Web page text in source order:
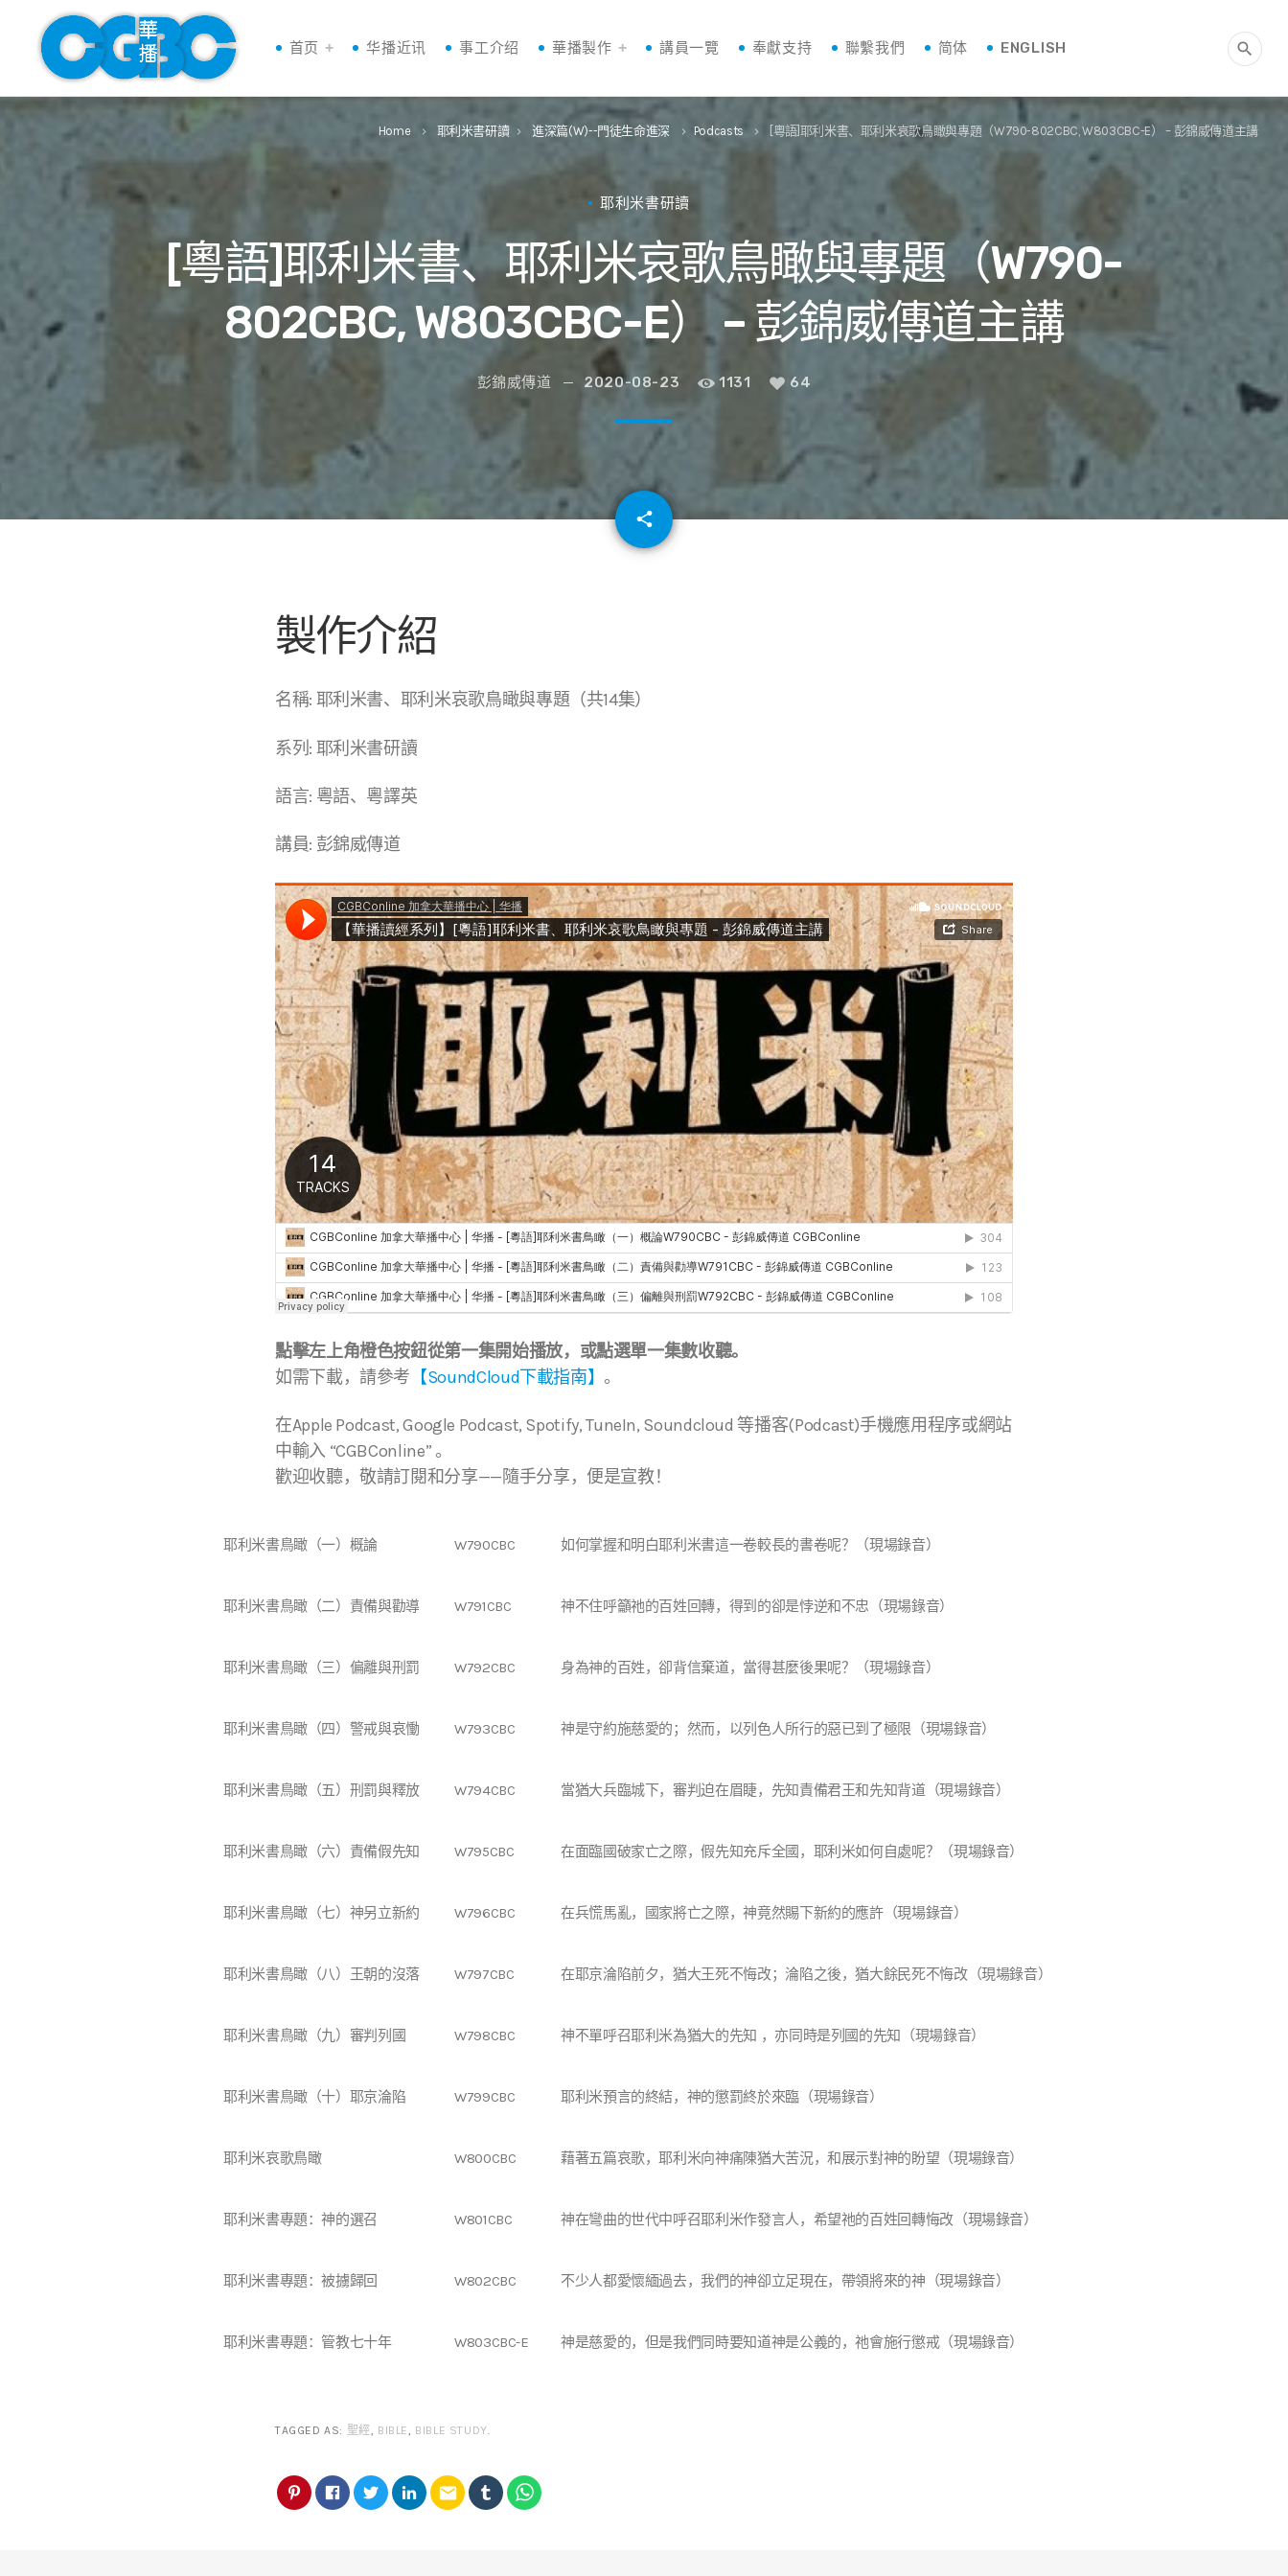
首页 华播近讯 事工介绍 華播製作 講員一覽 奉獻支持 聯繫我們 简体 ENGLISH search
Home keyboard_arrow_right 耶利米書研讀 keyboard_arrow_right 進深篇(W)--門徒生命進深 keyboard_arrow_right Podcasts keyboard_arrow_right [粵語]耶利米書、耶利米哀歌鳥瞰與專題（W790-802CBC, W803CBC-E） – 彭錦威傳道主講
耶利米書研讀
[粵語]耶利米書、耶利米哀歌鳥瞰與專題（W790-
802CBC, W803CBC-E） – 彭錦威傳道主講
彭錦威傳道 2020-08-23 1131 64
share
email
製作介紹
名稱: 耶利米書、耶利米哀歌鳥瞰與專題（共14集）
系列: 耶利米書研讀
語言: 粵語、粵譯英
講員: 彭錦威傳道
點擊左上角橙色按鈕從第一集開始播放，或點選單一集數收聽。
如需下載，請參考 【SoundCloud下載指南】。
在Apple Podcast, Google Podcast, Spotify, TuneIn, Soundcloud 等播客(Podcast)手機應用程序或網站
中輸入 “CGBConline” 。
歡迎收聽，敬請訂閱和分享——隨手分享，便是宣教！
耶利米書鳥瞰（一）概論 W790CBC 如何掌握和明白耶利米書這一卷較長的書卷呢？（現場錄音）
耶利米書鳥瞰（二）責備與勸導 W791CBC 神不住呼籲祂的百姓回轉，得到的卻是悖逆和不忠（現場錄音）
耶利米書鳥瞰（三）偏離與刑罰 W792CBC 身為神的百姓，卻背信棄道，當得甚麼後果呢？（現場錄音）
耶利米書鳥瞰（四）警戒與哀慟 W793CBC 神是守約施慈愛的；然而，以列色人所行的惡已到了極限（現場錄音）
耶利米書鳥瞰（五）刑罰與釋放 W794CBC 當猶大兵臨城下，審判迫在眉睫，先知責備君王和先知背道（現場錄音）
耶利米書鳥瞰（六）責備假先知 W795CBC 在面臨國破家亡之際，假先知充斥全國，耶利米如何自處呢？（現場錄音）
耶利米書鳥瞰（七）神另立新約 W796CBC 在兵慌馬亂，國家將亡之際，神竟然賜下新約的應許（現場錄音）
耶利米書鳥瞰（八）王朝的沒落 W797CBC 在耶京淪陷前夕，猶大王死不悔改；淪陷之後，猶大餘民死不悔改（現場錄音）
耶利米書鳥瞰（九）審判列國 W798CBC 神不單呼召耶利米為猶大的先知 ，亦同時是列國的先知（現場錄音）
耶利米書鳥瞰（十）耶京淪陷 W799CBC 耶利米預言的終結，神的懲罰終於來臨（現場錄音）
耶利米哀歌鳥瞰 W800CBC 藉著五篇哀歌，耶利米向神痛陳猶大苦況，和展示對神的盼望（現場錄音）
耶利米書專題：神的選召 W801CBC 神在彎曲的世代中呼召耶利米作發言人，希望祂的百姓回轉悔改（現場錄音）
耶利米書專題：被擄歸回 W802CBC 不少人都愛懷緬過去，我們的神卻立足現在，帶領將來的神（現場錄音）
耶利米書專題：管教七十年 W803CBC-E 神是慈愛的，但是我們同時要知道神是公義的，祂會施行懲戒（現場錄音）
TAGGED AS: 聖經, BIBLE, BIBLE STUDY.
email